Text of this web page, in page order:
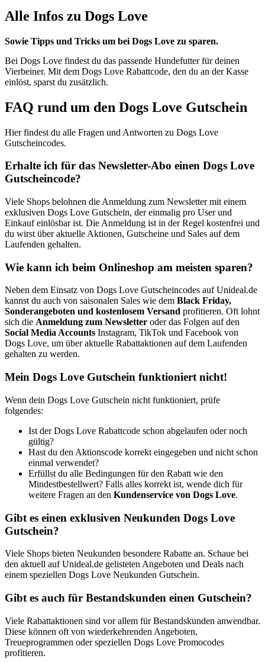
Alle Infos zu Dogs Love
Sowie Tipps und Tricks um bei Dogs Love zu sparen.
Bei Dogs Love findest du das passende Hundefutter für deinen
Vierbeiner. Mit dem Dogs Love Rabattcode, den du an der Kasse
einlöst, sparst du zusätzlich.
FAQ rund um den Dogs Love Gutschein
Hier findest du alle Fragen und Antworten zu Dogs Love
Gutscheincodes.
Erhalte ich für das Newsletter-Abo einen Dogs Love
Gutscheincode?
Viele Shops belohnen die Anmeldung zum Newsletter mit einem
exklusiven Dogs Love Gutschein, der einmalig pro User und
Einkauf einlösbar ist. Die Anmeldung ist in der Regel kostenfrei und
du wirst über aktuelle Aktionen, Gutscheine und Sales auf dem
Laufenden gehalten.
Wie kann ich beim Onlineshop am meisten sparen?
Neben dem Einsatz von Dogs Love Gutscheincodes auf Unideal.de
kannst du auch von saisonalen Sales wie dem Black Friday,
Sonderangeboten und kostenlosem Versand profitieren. Oft lohnt
sich die Anmeldung zum Newsletter oder das Folgen auf den
Social Media Accounts Instagram, TikTok und Facebook von
Dogs Love, um über aktuelle Rabattaktionen auf dem Laufenden
gehalten zu werden.
Mein Dogs Love Gutschein funktioniert nicht!
Wenn dein Dogs Love Gutschein nicht funktioniert, prüfe
folgendes:
Ist der Dogs Love Rabattcode schon abgelaufen oder noch
gültig?
Hast du den Aktionscode korrekt eingegeben und nicht schon
einmal verwendet?
Erfüllst du alle Bedingungen für den Rabatt wie den
Mindestbestellwert? Falls alles korrekt ist, wende dich für
weitere Fragen an den Kundenservice von Dogs Love.
Gibt es einen exklusiven Neukunden Dogs Love
Gutschein?
Viele Shops bieten Neukunden besondere Rabatte an. Schaue bei
den aktuell auf Unideal.de gelisteten Angeboten und Deals nach
einem speziellen Dogs Love Neukunden Gutschein.
Gibt es auch für Bestandskunden einen Gutschein?
Viele Rabattaktionen sind vor allem für Bestandskunden anwendbar.
Diese können oft von wiederkehrenden Angeboten,
Treueprogrammen oder speziellen Dogs Love Promocodes
profitieren.